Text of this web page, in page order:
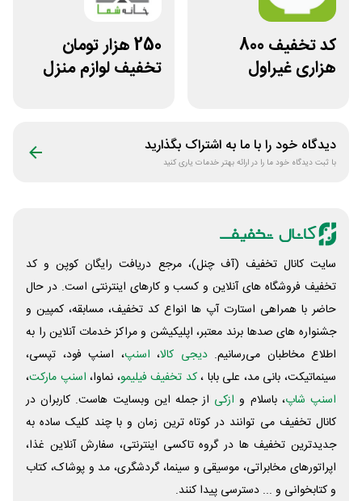
کد تخفیف 800
هزاری غیراول
250 هزار تومان
تخفیف لوازم منزل
دیدگاه خود را با ما به اشتراک بگذارید
با ثبت دیدگاه خود ما را در ارائه بهتر خدمات یاری کنید
سایت کانال تخفیف (آف چنل)، مرجع دریافت رایگان کوپن و کد
تخفیف فروشگاه های آنلاین و کسب و‌ کارهای اینترنتی است. در حال
حاضر با همراهی استارت آپ ها انواع کد تخفیف، مسابقه، کمپین و
جشنواره های صدها برند معتبر، اپلیکیشن و مراکز خدمات آنلاین را به
اطلاع مخاطبان می‌رسانیم. دیجی کالا، اسنپ، اسنپ فود، تپسی،
سینماتیکت، بانی مد، علی‌ بابا ،کد تخفیف فیلیمو، نماوا، اسنپ مارکت،
اسنپ شاپ، باسلام و ازکی از جمله این وبسایت ‌هاست. کاربران در
کانال تخفیف می توانند در کوتاه ترین زمان و با چند کلیک ساده به
جدیدترین تخفیف ها در گروه تاکسی اینترنتی، سفارش آنلاین غذا،
اپراتورهای مخابراتی، موسیقی و سینما، گردشگری، مد و پوشاک، کتاب
و کتابخوانی و ... دسترسی پیدا کنند.